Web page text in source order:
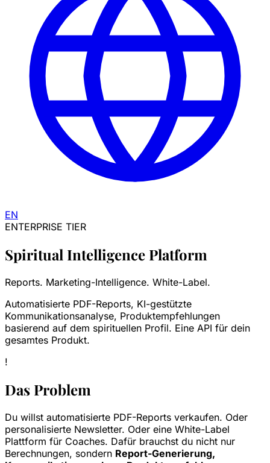
EN
ENTERPRISE TIER
Spiritual Intelligence Platform
Reports. Marketing-Intelligence. White-Label.
Automatisierte PDF-Reports, KI-gestützte
Kommunikationsanalyse, Produktempfehlungen
basierend auf dem spirituellen Profil. Eine API für dein
gesamtes Produkt.
!
Das Problem
Du willst automatisierte PDF-Reports verkaufen. Oder
personalisierte Newsletter. Oder eine White-Label
Plattform für Coaches. Dafür brauchst du nicht nur
Berechnungen, sondern Report-Generierung,